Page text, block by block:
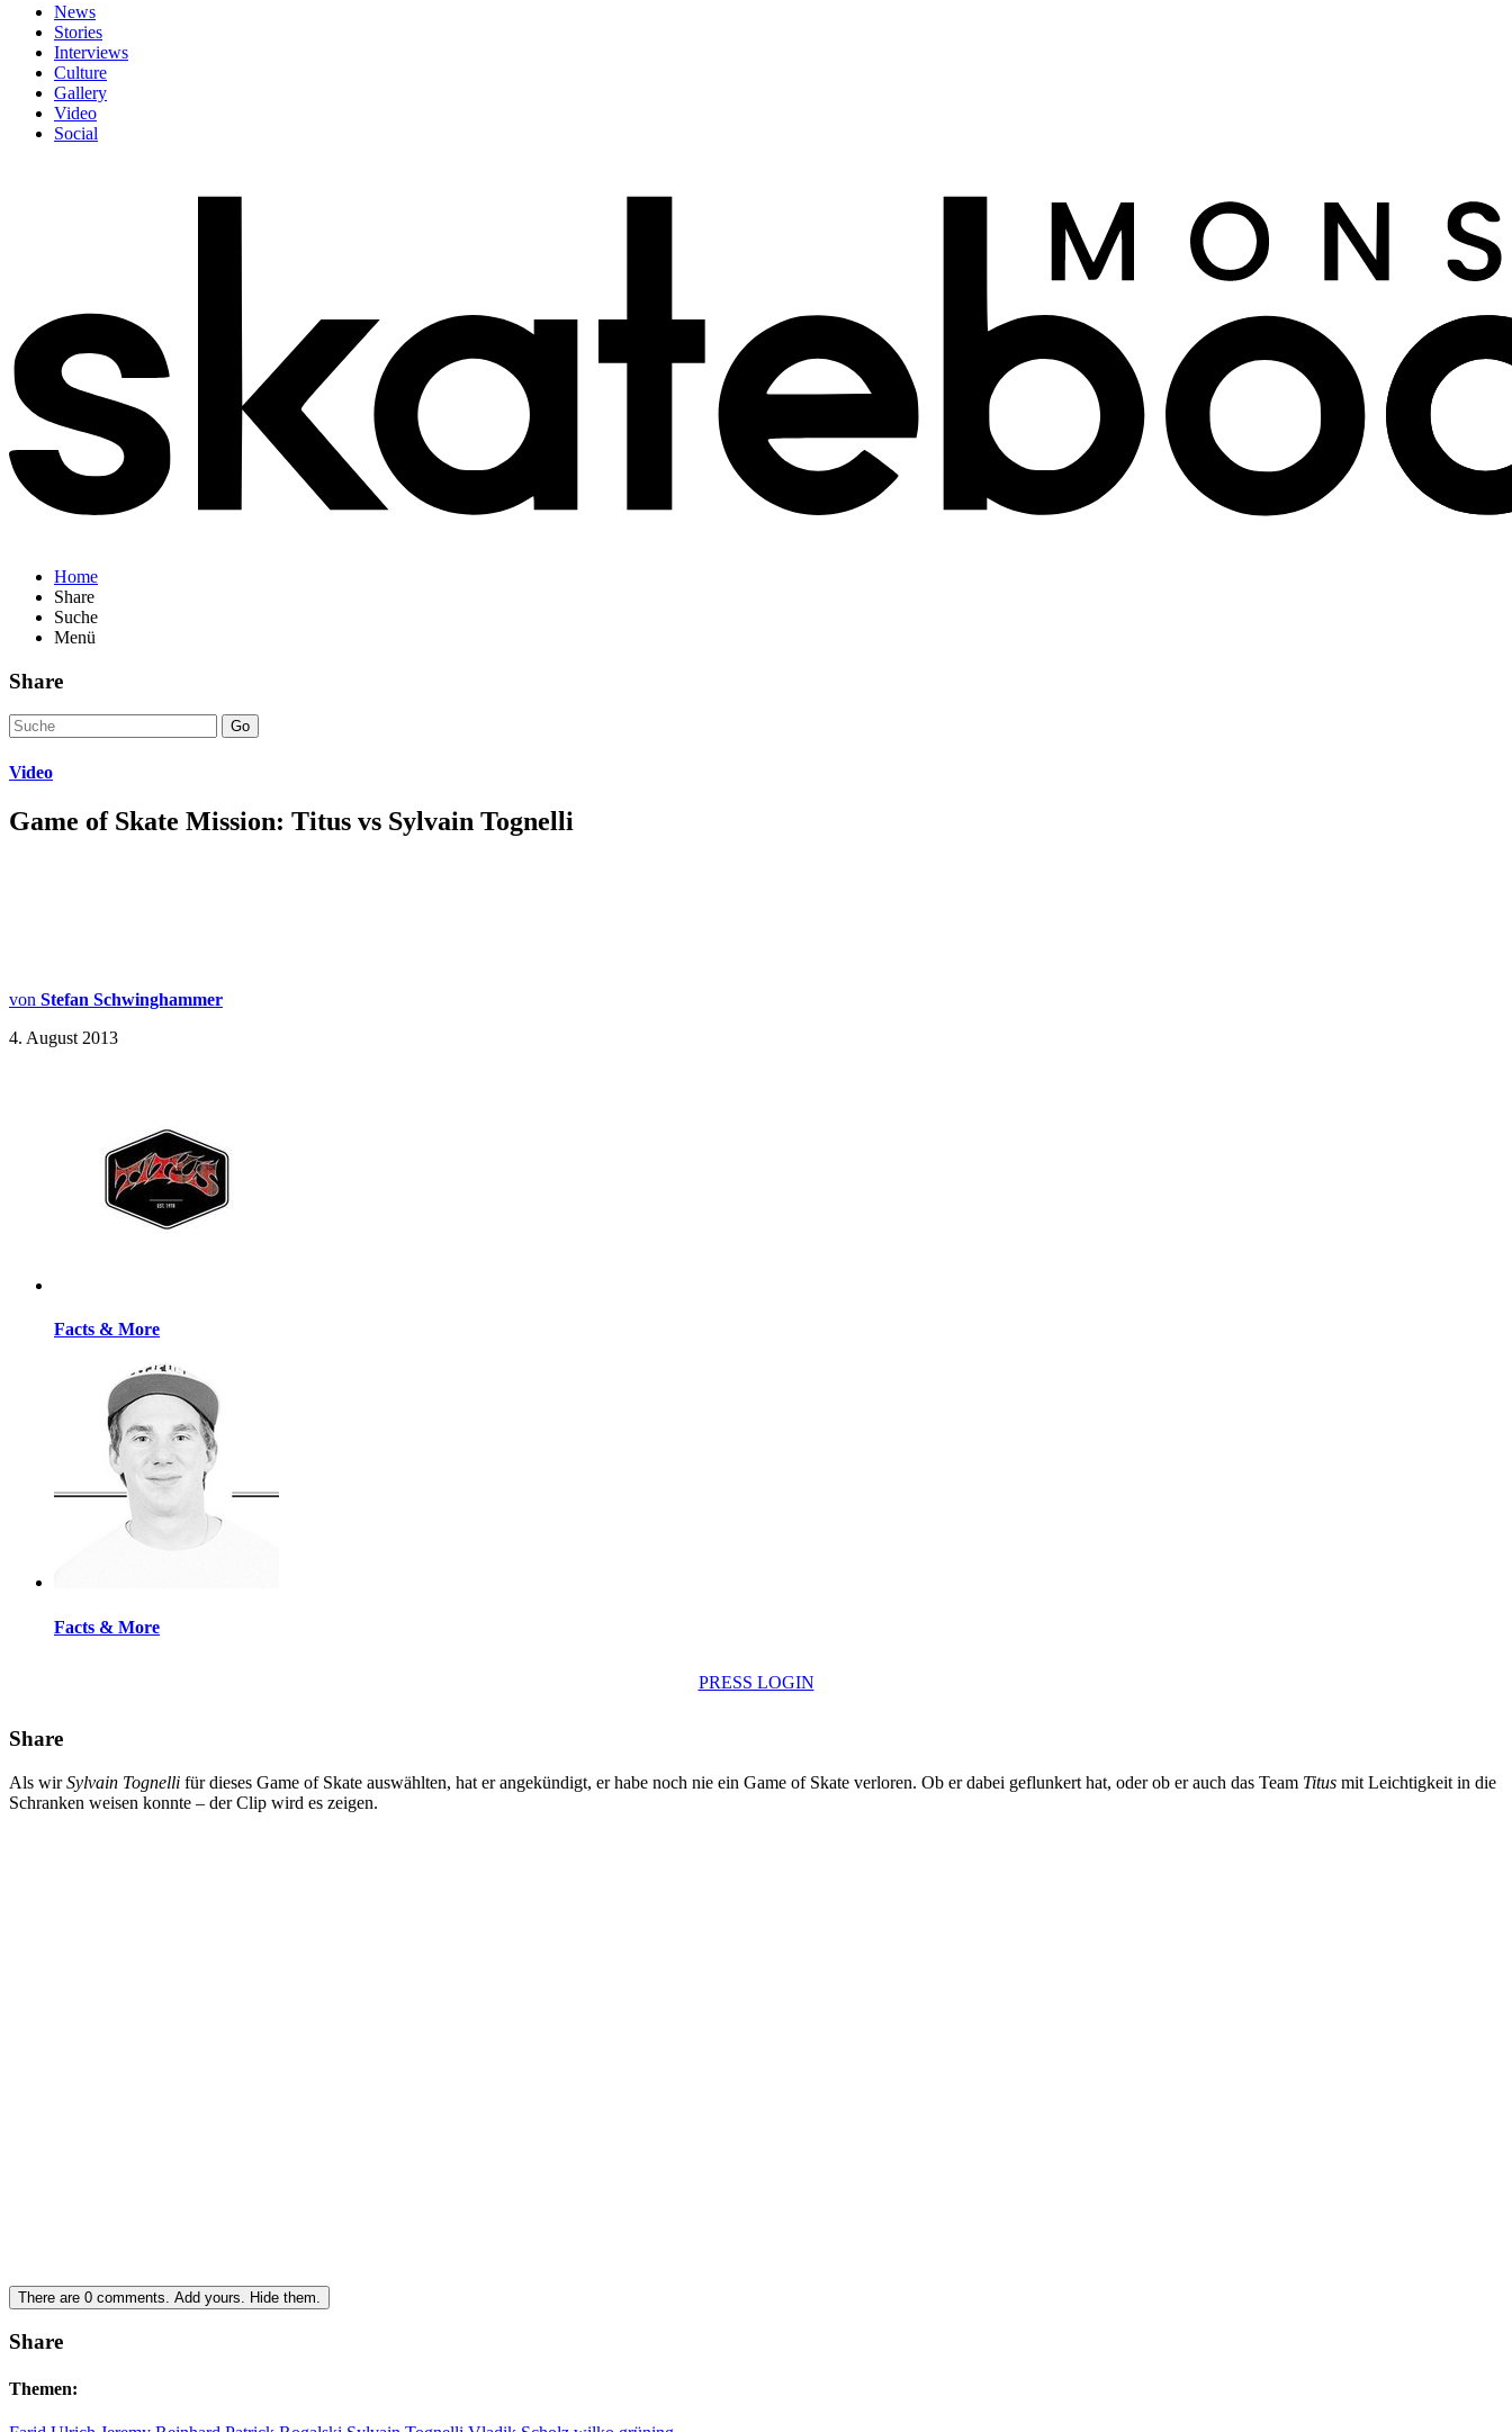
News
Stories
Interviews
Culture
Gallery
Video
Social
Home
Share
Suche
Menü
Share
Go
Video
Game of Skate Mission: Titus vs Sylvain Tognelli
von Stefan Schwinghammer
4. August 2013
Facts & More
Facts & More
PRESS LOGIN
Share
Als wirSylvain Tognelli für dieses Game of Skate auswählten, hat er angekündigt, er habe noch nie ein Game of Skate verloren. Ob er dabei geflunkert hat, oder ob er auch das Team Titus mit Leichtigkeit in die
Schranken weisen konnte – der Clip wird es zeigen.
There are 0 comments. Add yours. Hide them.
Share
Themen: